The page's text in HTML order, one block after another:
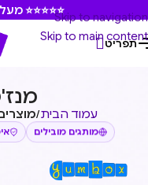
Skip to navigation
Skip to main content
⭐⭐⭐⭐⭐ מעל 12,000 לקוחות מרוצים
תפריט
עמוד הבית/
מותגים מובילים